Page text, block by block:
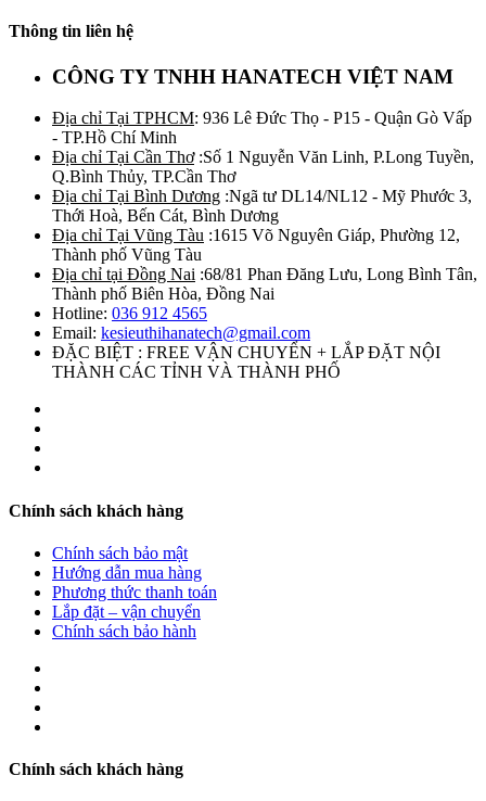
Thông tin liên hệ
CÔNG TY TNHH HANATECH VIỆT NAM
Địa chỉ Tại TPHCM: 936 Lê Đức Thọ - P15 - Quận Gò Vấp
- TP.Hồ Chí Minh
Địa chỉ Tại Cần Thơ:Số 1 Nguyễn Văn Linh, P.Long Tuyền,
Q.Bình Thủy, TP.Cần Thơ
Địa chỉ Tại Bình Dương :Ngã tư DL14/NL12 - Mỹ Phước 3,
Thới Hoà, Bến Cát, Bình Dương
Địa chỉ Tại Vũng Tàu :1615 Võ Nguyên Giáp, Phường 12,
Thành phố Vũng Tàu
Địa chỉ tại Đồng Nai :68/81 Phan Đăng Lưu, Long Bình Tân,
Thành phố Biên Hòa, Đồng Nai
Hotline: 036 912 4565
Email: kesieuthihanatech@gmail.com
ĐẶC BIỆT : FREE VẬN CHUYỂN + LẮP ĐẶT NỘI
THÀNH CÁC TỈNH VÀ THÀNH PHỐ
Chính sách khách hàng
Chính sách bảo mật
Hướng dẫn mua hàng
Phương thức thanh toán
Lắp đặt – vận chuyển
Chính sách bảo hành
Chính sách khách hàng